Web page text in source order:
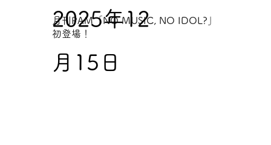
月刊PAM「NO MUSIC, NO IDOL?」
初登場！
2025年12
月15日